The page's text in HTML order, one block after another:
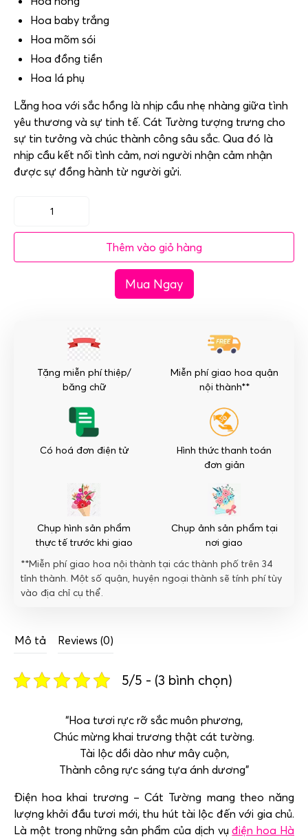
Hoa baby trắng
Hoa mõm sói
Hoa đồng tiền
Hoa lá phụ
Lẵng hoa với sắc hồng là nhịp cầu nhẹ nhàng giữa tình
yêu thương và sự tinh tế. Cát Tường tượng trưng cho
sự tin tưởng và chúc thành công sâu sắc. Qua đó là
nhịp cầu kết nối tình cảm, nơi người nhận cảm nhận
được sự đồng hành từ người gửi.
Điện
hoa
lượng
Thêm vào giỏ hàng
Mua Ngay
Tặng miễn phí thiệp/
băng chữ
Miễn phí giao hoa quận
nội thành**
Có hoá đơn điện tử
Hình thức thanh toán
đơn giản
Chụp hình sản phẩm
thực tế trước khi giao
Chụp ảnh sản phẩm tại
nơi giao
**Miễn phí giao hoa nội thành tại các thành phố trên 34
tỉnh thành. Một số quận, huyện ngoại thành sẽ tính phí tùy
vào địa chỉ cụ thể.
Mô tả Reviews (0)
5/5 - (3 bình chọn)
“Hoa tươi rực rỡ sắc muôn phương,
Chúc mừng khai trương thật cát tường.
Tài lộc dồi dào như mây cuộn,
Thành công rực sáng tựa ánh dương”
Điện hoa khai trương – Cát Tường mang theo năng
lượng khởi đầu tươi mới, thu hút tài lộc đến với gia chủ.
Là một trong những sản phẩm của dịch vụđiện hoa Hà